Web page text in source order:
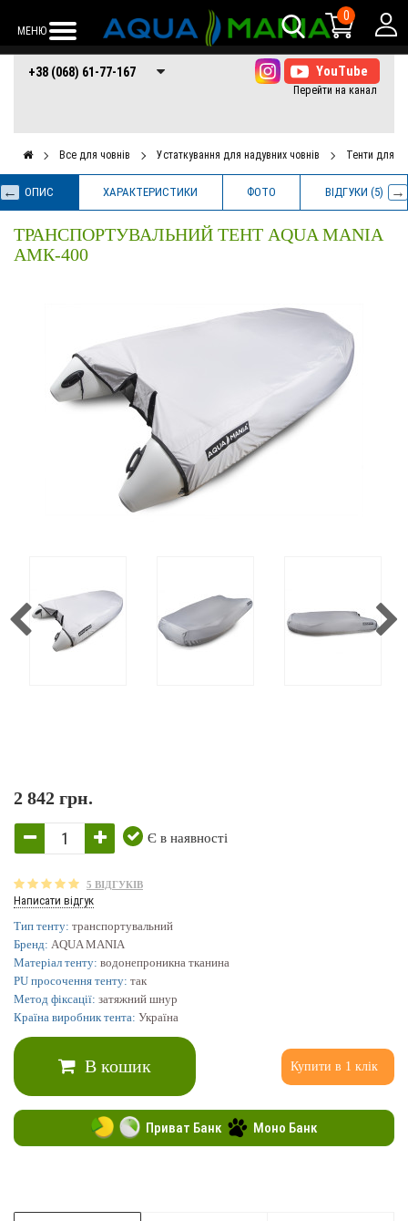
МЕНЮ
0
+38 (068) 61-77-
167
+38 (066) 61-77-+38 (073) 61-77-
167
+38 (068) 61-77-167
Все для човнів Устаткування для надувних човнів Тенти для
ОПИС ХАРАКТЕРИСТИКИ ФОТО ВІДГУКИ (5)
ТРАНСПОРТУВАЛЬНИЙ ТЕНТ AQUA MANIA
АМК-400
2 842 грн.
Є в наявності
5 ВІДГУКІВ
Написати відгук
Тип тенту: транспортувальний
Бренд: AQUA MANIA
Матеріал тенту: водонепроникна тканина
PU просочення тенту: так
Метод фіксації: затяжний шнур
Країна виробник тента: Україна
В кошик Купити в 1 клік
Приват Банк Моно Банк